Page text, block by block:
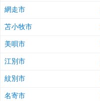
網走市
苫小牧市
美唄市
江別市
紋別市
名寄市